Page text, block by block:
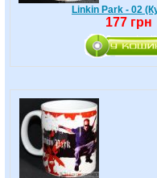
Linkin Park - 02
177 грн